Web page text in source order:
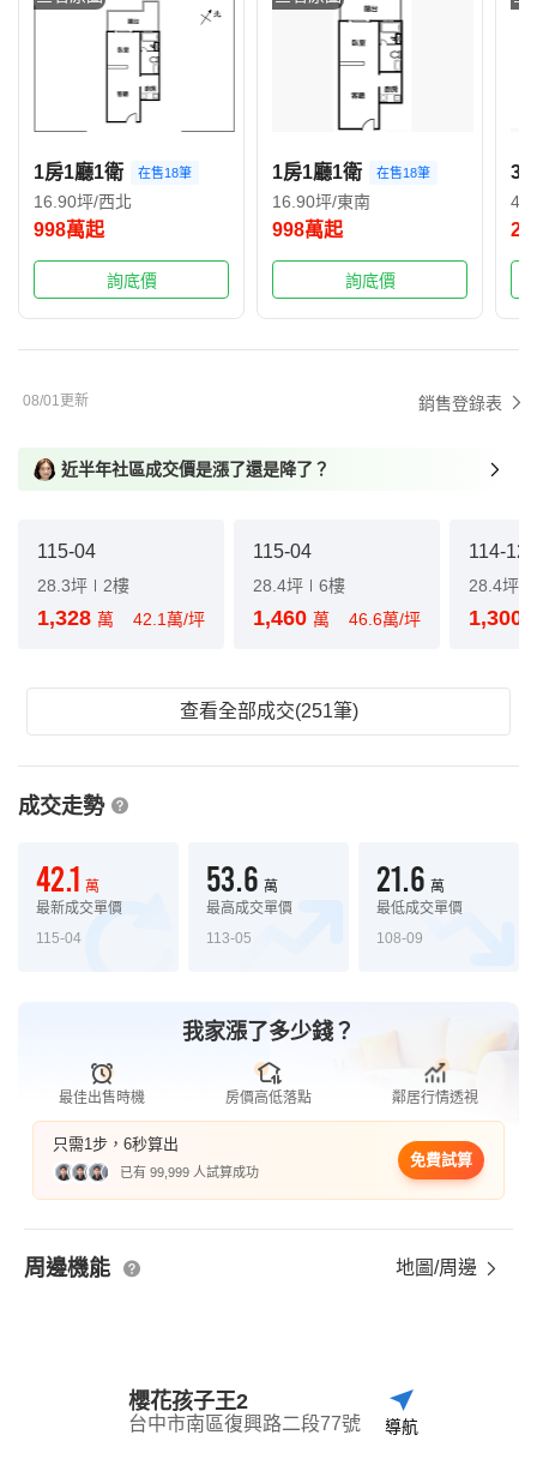
1房1廳1衛 在售18筆
16.90坪/西北
998萬起
詢底價
1房1廳1衛 在售18筆
16.90坪/東南
998萬起
詢底價
3
08/01更新 銷售登錄表
近半年社區成交價是漲了還是降了？
115-04
28.3坪 2樓
1,328 萬 42.1萬/坪
115-04
28.4坪 6樓
1,460 萬 46.6萬/坪
114-12
28.4坪
1,300
查看全部成交(251筆)
成交走勢
42.1 萬
最新成交單價
115-04
53.6 萬
最高成交單價
113-05
21.6 萬
最低成交單價
108-09
我家漲了多少錢？
最佳出售時機 房價高低落點 鄰居行情透視
只需1步，6秒算出
已有 99,999 人試算成功
免費試算
周邊機能 地圖/周邊
櫻花孩子王2
台中市南區復興路二段77號 導航